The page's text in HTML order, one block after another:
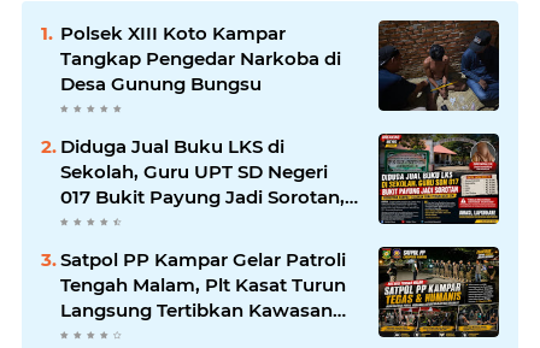
Polsek XIII Koto Kampar
Tangkap Pengedar Narkoba di
Desa Gunung Bungsu
Diduga Jual Buku LKS di
Sekolah, Guru UPT SD Negeri
017 Bukit Payung Jadi Sorotan,
Disdikpora Kampar Tegaskan
Tidak Pernah Beri Izin
Satpol PP Kampar Gelar Patroli
Tengah Malam, Plt Kasat Turun
Langsung Tertibkan Kawasan
Publik dan Warung Karaoke